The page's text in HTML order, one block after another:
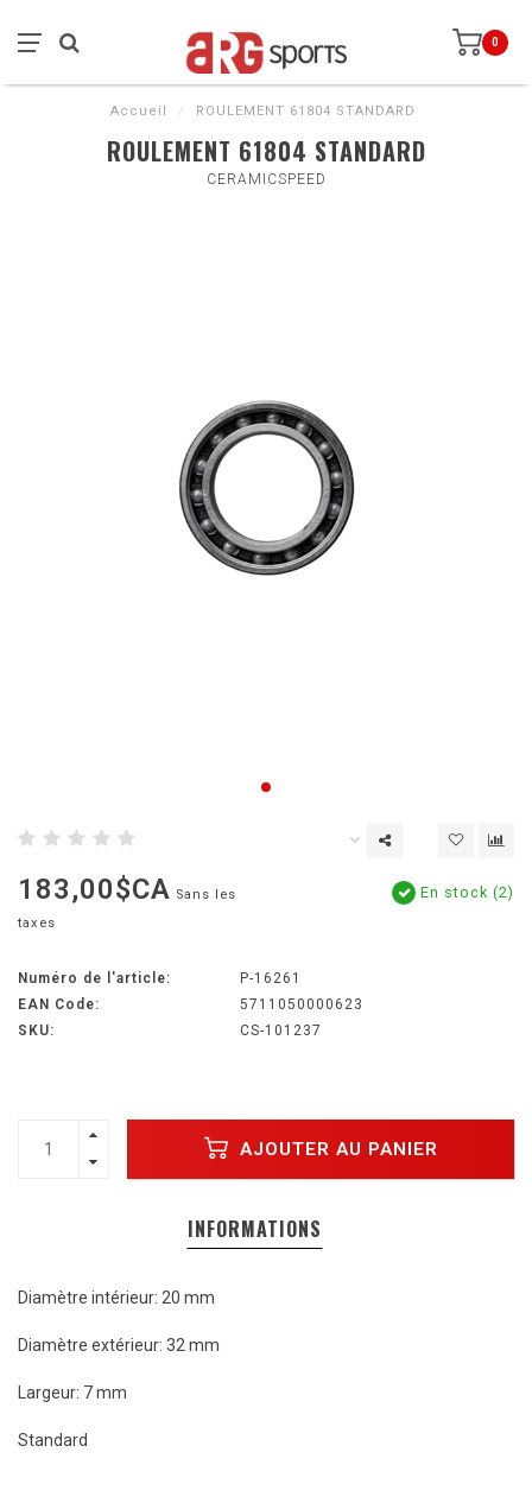
0
Accueil / ROULEMENT 61804 STANDARD
ROULEMENT 61804 STANDARD
CERAMICSPEED
183,00$CA Sans les
taxes
En stock (2)
Numéro de l'article:
P-16261
EAN Code:
5711050000623
SKU:
CS-101237
AJOUTER AU PANIER
INFORMATIONS
Diamètre intérieur: 20 mm
Diamètre extérieur: 32 mm
Largeur: 7 mm
Standard